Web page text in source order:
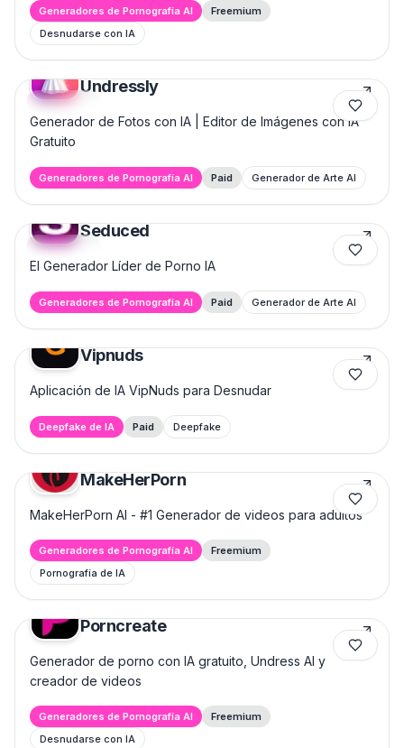
Generadores de Pornografía AI
Freemium
Desnudarse con IA
Featured
Undressly
Generador de Fotos con IA | Editor de Imágenes con IA
Gratuito
Generadores de Pornografía AI Paid Generador de Arte AI
Featured
Seduced
El Generador Líder de Porno IA
Generadores de Pornografía AI Paid Generador de Arte AI
Vipnuds
Aplicación de IA VipNuds para Desnudar
Deepfake de IA Paid Deepfake
MakeHerPorn
MakeHerPorn AI - #1 Generador de videos para adultos
Generadores de Pornografía AI
Freemium
Pornografía de IA
Porncreate
Generador de porno con IA gratuito, Undress AI y
creador de videos
Generadores de Pornografía AI
Freemium
Desnudarse con IA